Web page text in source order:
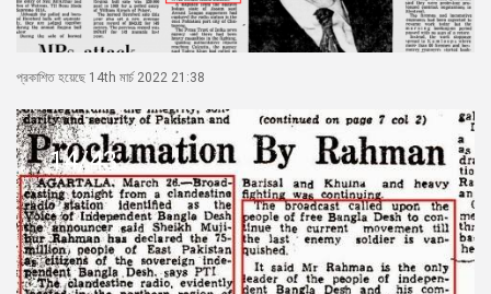
প্রকাশিত হয়েছে 14th মার্চ 2022 21:38
14/43